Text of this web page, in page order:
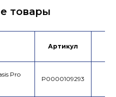
товары
Артикул
Pro
P0000109293